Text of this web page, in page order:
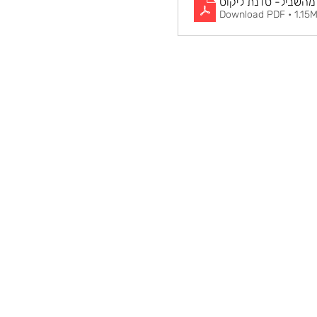
Download PDF •